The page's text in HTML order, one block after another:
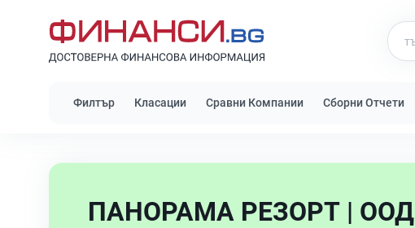
Филтър Класации Сравни Компании Сборни Отчети
ПАНОРАМА РЕЗОРТ | ООД